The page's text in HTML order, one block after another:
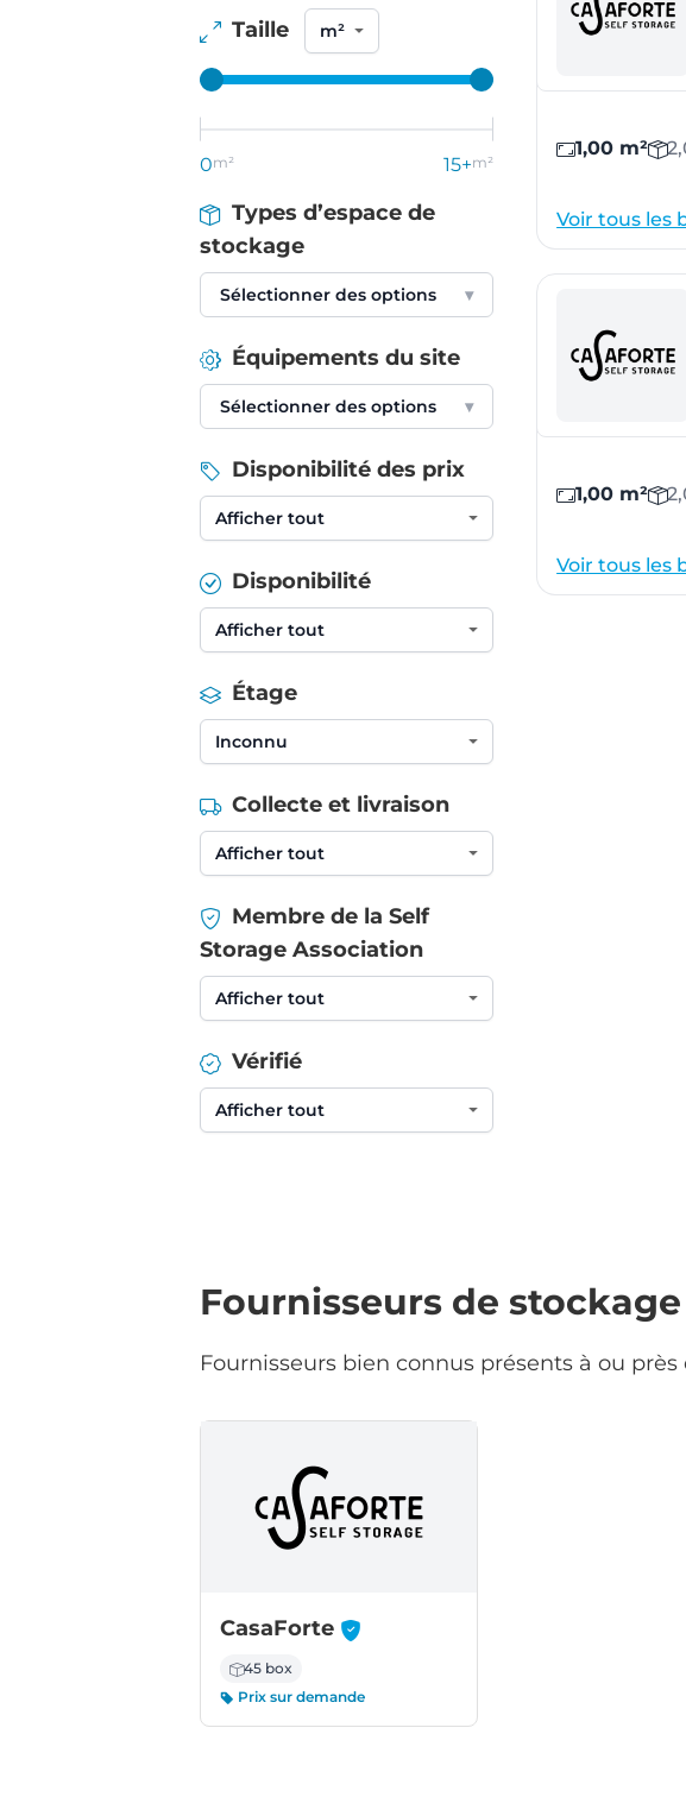
1,00 m²
Voir tous les
1,00 m²
Voir tous les
Taille
0m² 15+m²
Types d’espace de
stockage
Sélectionner des options ▾
Équipements du site
Sélectionner des options ▾
Disponibilité des prix
Disponibilité
Étage
Collecte et livraison
Membre de la Self
Storage Association
Vérifié
Fournisseurs de stockage
Fournisseurs bien connus présents à ou près
CasaForte -
45 box
Prix sur demande